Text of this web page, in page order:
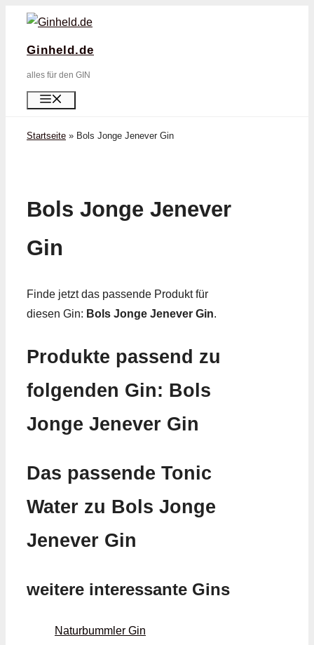
Zum
springen
Ginheld.de
alles für den GIN
Startseite » Bols Jonge Jenever Gin
Bols Jonge Jenever
Gin
Finde jetzt das passende Produkt für
diesen Gin: Bols Jonge Jenever Gin.
Produkte passend zu
folgenden Gin: Bols
Jonge Jenever Gin
Das passende Tonic
Water zu Bols Jonge
Jenever Gin
weitere interessante Gins
Naturbummler Gin